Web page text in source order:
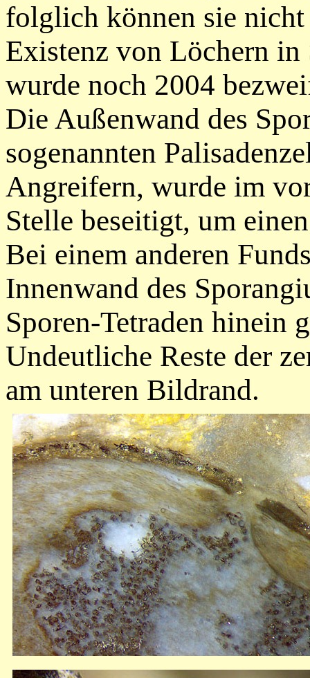
folglich können sie
Existenz von Löchern
wurde noch 2004
Die Außenwand des
sogenannten
Angreifern, wurde im
Stelle beseitigt, um
Bei einem anderen
Innenwand des
Sporen-Tetraden hinein
Undeutliche Reste der
am unteren Bildrand.